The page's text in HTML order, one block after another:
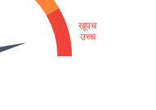
खूपच
उच्च